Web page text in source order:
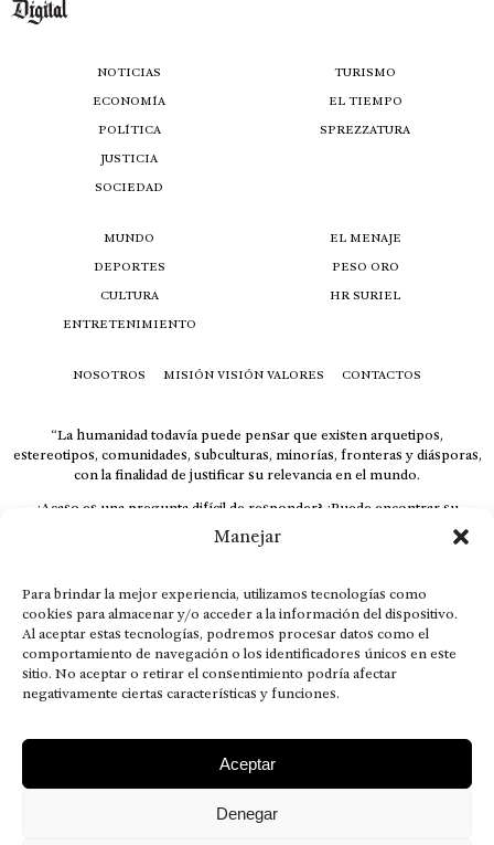
Manejar
Para brindar la mejor experiencia, utilizamos tecnologías como
cookies para almacenar y/o acceder a la información del dispositivo.
Al aceptar estas tecnologías, podremos procesar datos como el
comportamiento de navegación o los identificadores únicos en este
sitio. No aceptar o retirar el consentimiento podría afectar
negativamente ciertas características y funciones.
Aceptar
Denegar
NOTICIAS
ECONOMÍA
POLÍTICA
JUSTICIA
SOCIEDAD
TURISMO
EL TIEMPO
SPREZZATURA
MUNDO
DEPORTES
CULTURA
ENTRETENIMIENTO
EL MENAJE
PESO ORO
HR SURIEL
NOSOTROS MISIÓN VISIÓN VALORES CONTACTOS
“La humanidad todavía puede pensar que existen arquetipos,
estereotipos, comunidades, subculturas, minorías, fronteras y diásporas,
con la finalidad de justificar su relevancia en el mundo.
¿Acaso es una pregunta difícil de responder? ¿Puede encontrar su
respuesta al instante, otorgando al receptor cuestionado espacio y
velocidad suficiente para responder correctamente? De no ser así, el que
El concepto de familia no está limitado exclusivamente a la sangre; seres
que surgen en nuestro diario vivir suelen pesar más que los
emparentados. Más bien, el apego de estas dos versiones de seres
queridos mueve ideales provenientes de sus vivencias.
This is for nuestra gente.” – HRSuriel